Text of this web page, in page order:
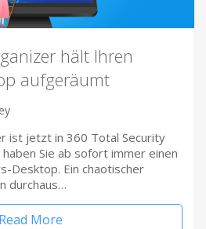
hält Ihren
aufgeräumt
ist jetzt in 360 Total Security
Sie ab sofort immer einen
Desktop. Ein chaotischer
durchaus…
Read More